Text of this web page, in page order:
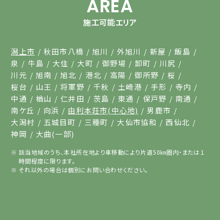
AREA
施工可能エリア
潟上市 秋田市八橋 旭川 外旭川 新屋
飯島
泉
牛島 大住 大町 御野場 卸町
川尻
川元
旭南 旭北 港北 高陽 御所野
桜
桜台
山王 将軍野 千秋 土崎港 手形
寺内
中通
楢山 仁井田 茨島 東通 保戸野
南通
南ケ丘
向浜 由利本荘市(中心地)
男鹿市
大潟村
五城目町 三種町 大仙市協和
西仙北
神岡
大曲(一部)
該当地域のうち、本社所在地より車移動により片道50㎞圏内・または１
時間程度に限ります。
それ以外の場合は個別にお問い合わせください。